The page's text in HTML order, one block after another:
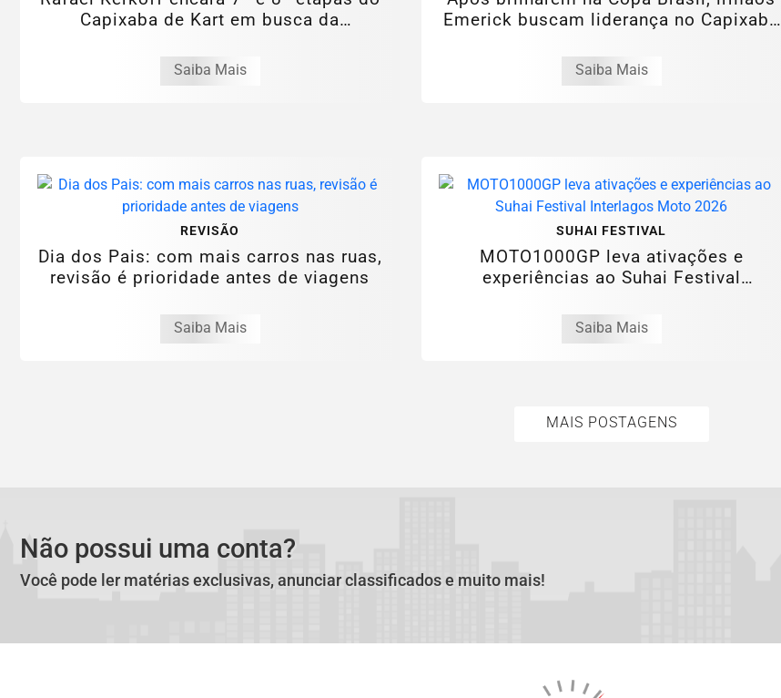
Capixaba de Kart em busca da
Saiba Mais
Emerick buscam liderança no Capixaba
Saiba Mais
REVISÃO
Dia dos Pais: com mais carros nas ruas,
revisão é prioridade antes de viagens
Saiba Mais
SUHAI FESTIVAL
MOTO1000GP leva ativações e
experiências ao Suhai Festival
Saiba Mais
MAIS POSTAGENS
Não possui uma conta?
Você pode ler matérias exclusivas, anunciar classificados e muito mais!